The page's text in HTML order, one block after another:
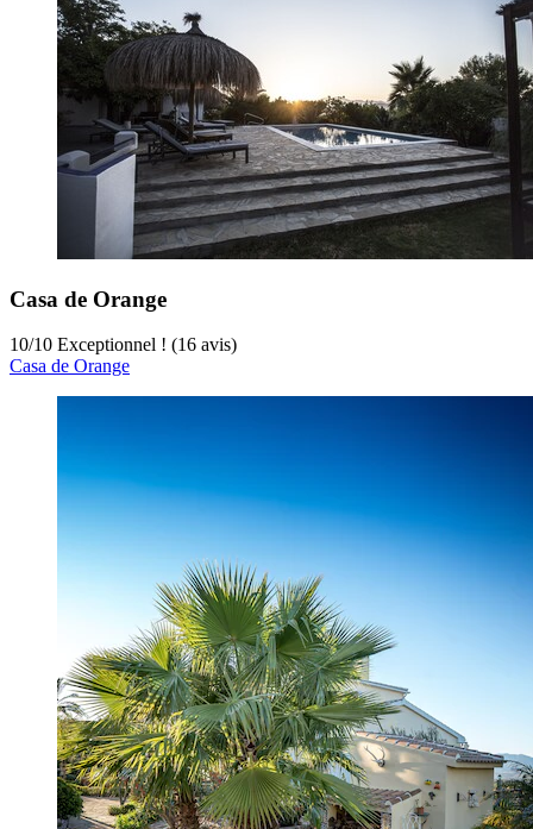
Casa de Orange
10/10 Exceptionnel ! (16 avis)
Casa de Orange